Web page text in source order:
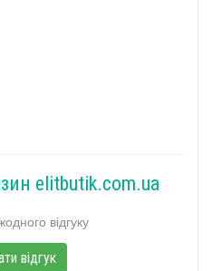
elitbutik.com.ua
відгуку
відгук